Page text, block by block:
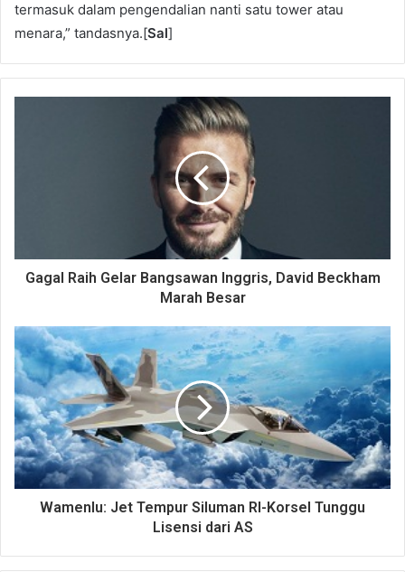
termasuk dalam pengendalian nanti satu tower atau
menara,” tandasnya.[Sal]
Gagal Raih Gelar Bangsawan Inggris, David Beckham
Marah Besar
Wamenlu: Jet Tempur Siluman RI-Korsel Tunggu
Lisensi dari AS